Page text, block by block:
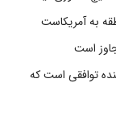
به آمریکاست
است
توافقی است که